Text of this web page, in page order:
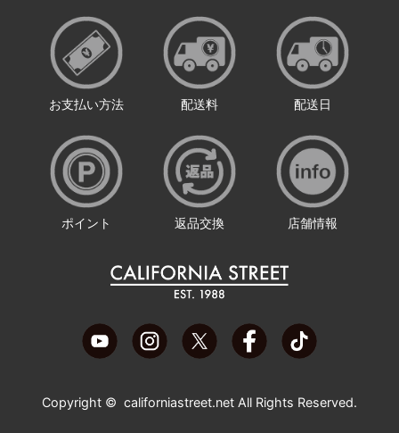
お支払い方法 配送料 配送日
ポイント 返品交換 店舗情報
Copyright © californiastreet.net All Rights Reserved.